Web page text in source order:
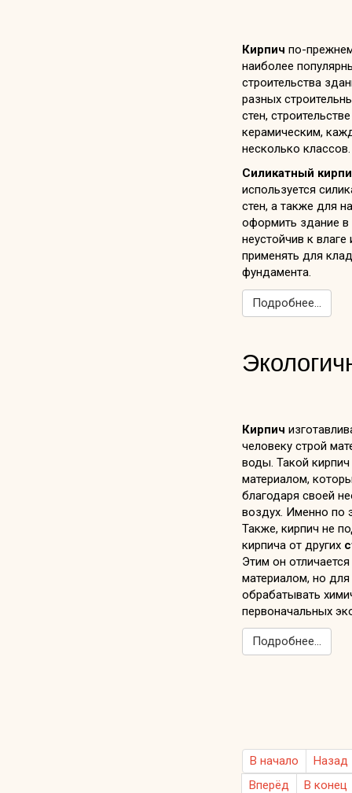
Кирпич по-
наиболее
строительства
разных
стен,
керамическим,
несколько классов.
Силикатный
используется
стен, а также для
оформить здание в
неустойчив к
применять для
фундамента.
Подробнее...
Кирпич
человеку строй
воды. Такой
материалом,
благодаря своей
воздух. Именно по
Также, кирпич не
кирпича от других
Этим он
материалом, но
обрабатывать
первоначальных
Подробнее...
В начало
Назад
Вперёд
В конец